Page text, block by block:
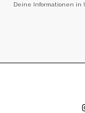
Deine Informationen in